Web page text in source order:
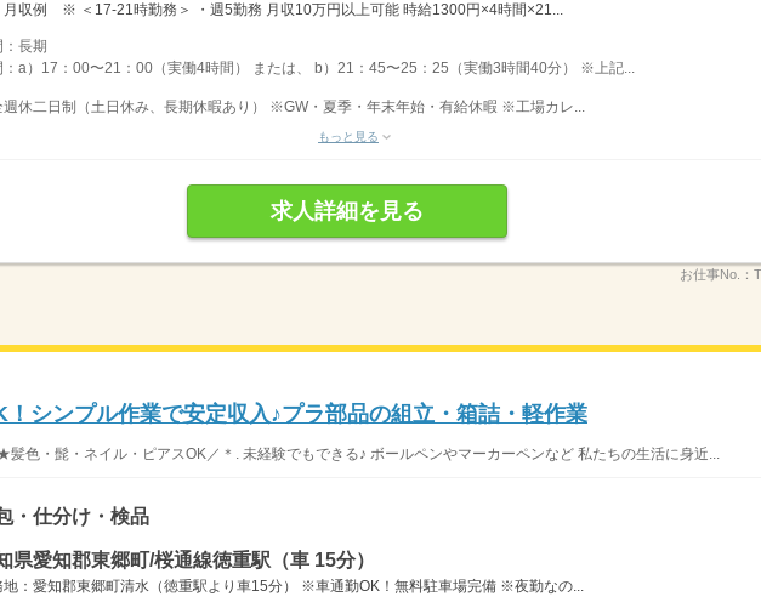
収例 ※ ＜17-21時勤務＞ ・週5勤務 月収10万円以上可能 時給1300円×4時間×21...
：長期
：a）17：00〜21：00（実働4時間） または、 b）21：45〜25：25（実働3時間40分） ※上記...
週休二日制（土日休み、長期休暇あり） ※GW・夏季・年末年始・有給休暇 ※工場カレ...
もっと見る
求人詳細を見る
お仕事No.：
！シンプル作業で安定収入♪プラ部品の組立・箱詰・軽作業
髪色・髭・ネイル・ピアスOK／＊. 未経験でもできる♪ ボールペンやマーカーペンなど 私たちの生活に身近...
・仕分け・検品
県愛知郡東郷町/桜通線徳重駅（車 15分）
地：愛知郡東郷町清水（徳重駅より車15分） ※車通勤OK！無料駐車場完備 ※夜勤なの...